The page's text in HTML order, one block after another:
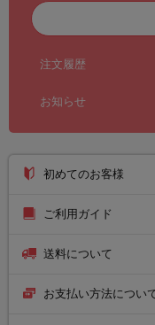
注文履歴
お知らせ
初めてのお客様
ご利用ガイド
送料について
お支払い方法につい